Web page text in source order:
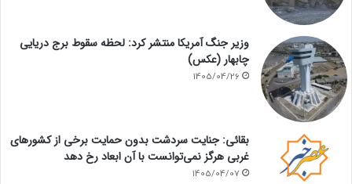
وزیر جنگ آمریکا منتشر کرد: لحظه سقوط برج دریایی
چابهار (عکس)
1405/04/26
بقائی: جنایت سردشت بدون حمایت برخی از کشورهای
غربی هرگز نمی‌توانست با آن ابعاد رخ دهد
1405/04/07